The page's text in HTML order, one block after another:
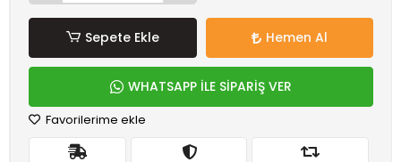
Sepete Ekle Hemen Al
WHATSAPP İLE SİPARİŞ VER
Favorilerime ekle